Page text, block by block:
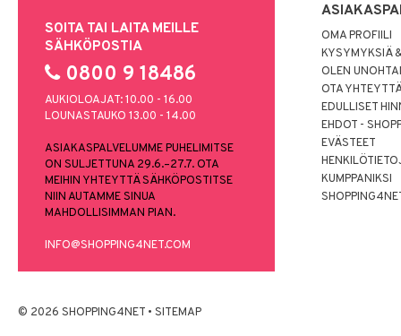
SOITA TAI LAITA MEILLE
SÄHKÖPOSTIA
0800 9 18486
AUKIOLOAJAT: 10.00 - 16.00
LOUNASTAUKO 13.00 - 14.00
ASIAKASPALVELUMME PUHELIMITSE
ON SULJETTUNA 29.6.–27.7. OTA
MEIHIN YHTEYTTÄ SÄHKÖPOSTITSE
NIIN AUTAMME SINUA
MAHDOLLISIMMAN PIAN.
INFO@SHOPPING4NET.COM
OMA PROFIILI
KYSYMYKSIÄ
OLEN
OTA
EDULLISET
EHDOT -
EVÄSTEET
KUMPPANIKSI
© 2026 SHOPPING4NET • SITEMAP